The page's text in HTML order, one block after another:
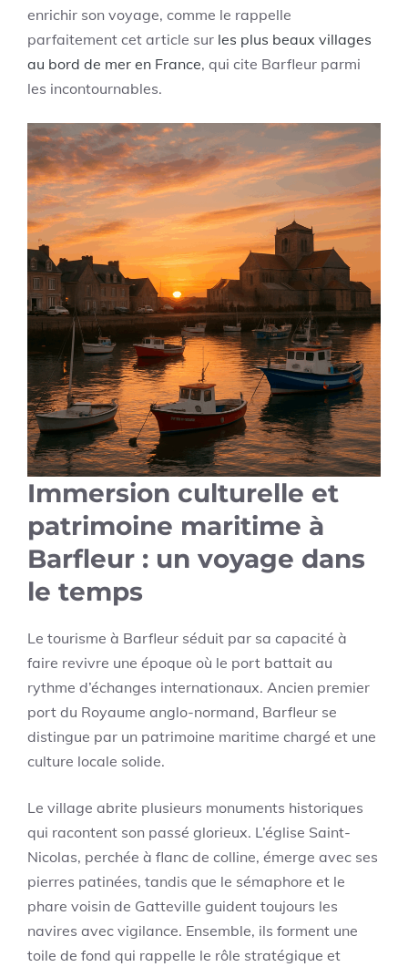
enrichir son voyage, comme le rappelle
parfaitement cet article sur les plus beaux villages
au bord de mer en France, qui cite Barfleur parmi
les incontournables.
Immersion culturelle et
patrimoine maritime à
Barfleur : un voyage dans
le temps
Le tourisme à Barfleur séduit par sa capacité à
faire revivre une époque où le port battait au
rythme d’échanges internationaux. Ancien premier
port du Royaume anglo-normand, Barfleur se
distingue par un patrimoine maritime chargé et une
culture locale solide.
Le village abrite plusieurs monuments historiques
qui racontent son passé glorieux. L’église Saint-
Nicolas, perchée à flanc de colline, émerge avec ses
pierres patinées, tandis que le sémaphore et le
phare voisin de Gatteville guident toujours les
navires avec vigilance. Ensemble, ils forment une
toile de fond qui rappelle le rôle stratégique et